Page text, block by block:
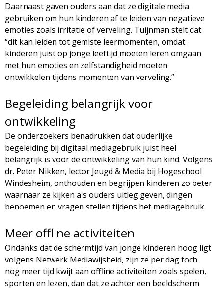
Daarnaast gaven ouders aan dat ze digitale media
gebruiken om hun kinderen af te leiden van negatieve
emoties zoals irritatie of verveling. Tuijnman stelt dat
“dit kan leiden tot gemiste leermomenten, omdat
kinderen juist op jonge leeftijd moeten leren omgaan
met hun emoties en zelfstandigheid moeten
ontwikkelen tijdens momenten van verveling.”
Begeleiding belangrijk voor
ontwikkeling
De onderzoekers benadrukken dat ouderlijke
begeleiding bij digitaal mediagebruik juist heel
belangrijk is voor de ontwikkeling van hun kind. Volgens
dr. Peter Nikken, lector Jeugd & Media bij Hogeschool
Windesheim, onthouden en begrijpen kinderen zo beter
waarnaar ze kijken als ouders uitleg geven, dingen
benoemen en vragen stellen tijdens het mediagebruik.
Meer offline activiteiten
Ondanks dat de schermtijd van jonge kinderen hoog ligt
volgens Netwerk Mediawijsheid, zijn ze per dag toch
nog meer tijd kwijt aan offline activiteiten zoals spelen,
sporten en lezen, dan dat ze achter een beeldscherm